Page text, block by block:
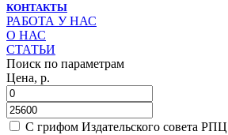
КОНТАКТЫ
РАБОТА У НАС
О НАС
СТАТЬИ
Поиск по параметрам
Цена, р.
С грифом Издательского совета РПЦ